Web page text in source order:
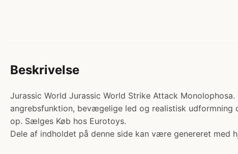
Beskrivelse
Jurassic World Jurassic World Strike Attack
angrebsfunktion, bevægelige led og realistisk udformning
op. Sælges Køb hos Eurotoys.
Dele af indholdet på denne side kan være genereret med